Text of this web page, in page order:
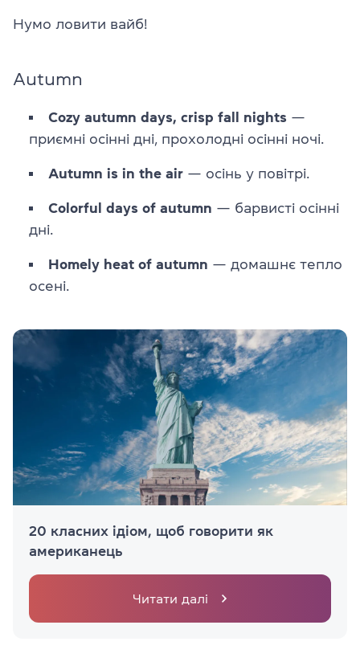
Нумо ловити вайб!
Autumn
Сozy autumn days, crisp fall nights —
приємні осінні дні, прохолодні осінні ночі.
Autumn is in the air — осінь у повітрі.
Colorful days of autumn — барвисті осінні
дні.
Homely heat of autumn — домашнє тепло
осені.
20 класних ідіом, щоб говорити як
американець
Читати далі